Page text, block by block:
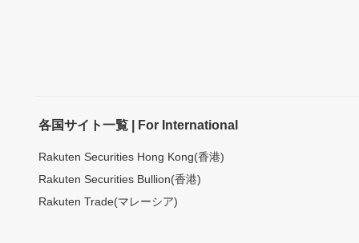
各国サイト一覧 | For International
Rakuten Securities Hong Kong(香港)
Rakuten Securities Bullion(香港)
Rakuten Trade(マレーシア)